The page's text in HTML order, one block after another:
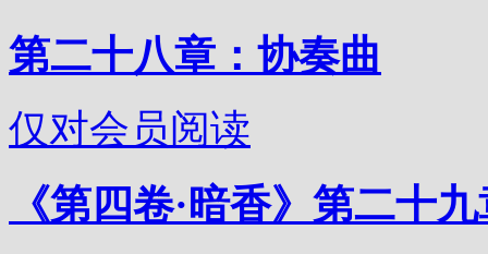
第二十八章：协奏曲
仅对会员阅读
《第四卷·暗香》第二十